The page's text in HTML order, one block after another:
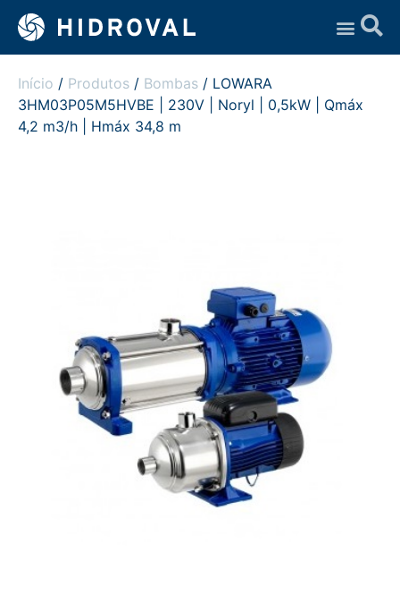
Início / Produtos / Bombas / LOWARA
3HM03P05M5HVBE | 230V | Noryl | 0,5kW | Qmáx
4,2 m3/h | Hmáx 34,8 m